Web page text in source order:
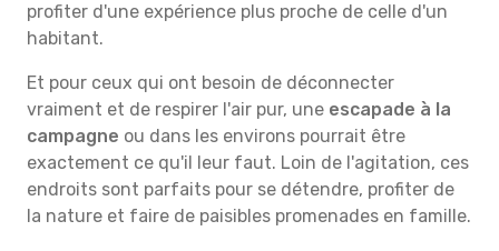
profiter d'une expérience plus proche de celle d'un
habitant.
Et pour ceux qui ont besoin de déconnecter
vraiment et de respirer l'air pur, une escapade à la
campagne ou dans les environs pourrait être
exactement ce qu'il leur faut. Loin de l'agitation, ces
endroits sont parfaits pour se détendre, profiter de
la nature et faire de paisibles promenades en famille.